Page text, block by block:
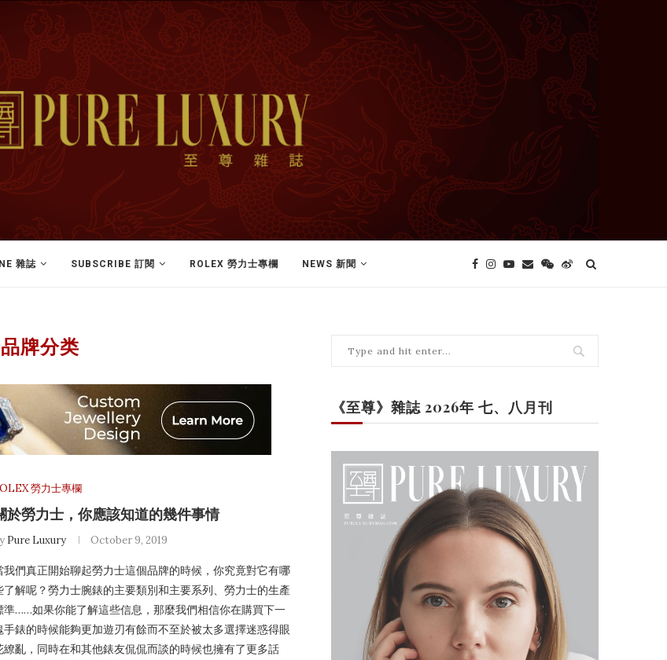
雜誌 SUBSCRIBE 訂閱 ROLEX 勞力士專欄 NEWS 新聞
牌分类
勞力士專欄
於勞力士，你應該知道的幾件事情
Pure Luxury October 9, 2019
我們真正開始聊起勞力士這個品牌的時候，你究竟對它有哪
了解呢？勞力士腕錶的主要類別和主要系列、勞力士的生產
準……如果你能了解這些信息，那麼我們相信你在購買下一
手錶的時候能夠更加遊刃有餘而不至於被太多選擇迷惑得眼
繚亂，同時在和其他錶友侃侃而談的時候也擁有了更多話
《至尊》雜誌 2026年 七、八月刊